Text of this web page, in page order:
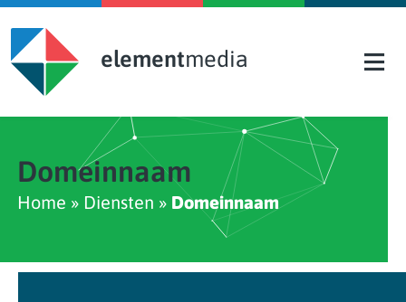
Skip to content
elementmedia
Domeinnaam
Home » Diensten » Domeinnaam